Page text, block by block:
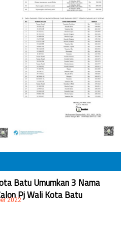
Batu Umumkan 3 Nama
Pj Wali Kota Batu
2022